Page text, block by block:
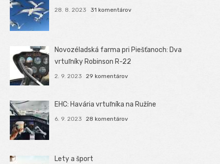
28. 8. 2023 31 komentárov
Novozéladská farma pri Piešťanoch: Dva
vrtuľníky Robinson R-22
2. 9. 2023 29 komentárov
EHC: Havária vrtuľníka na Ružíne
6. 9. 2023 28 komentárov
Lety a šport